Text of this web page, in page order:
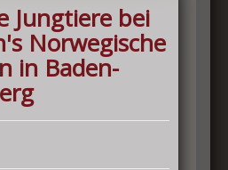
Jungtiere bei
Norwegische
in Baden-